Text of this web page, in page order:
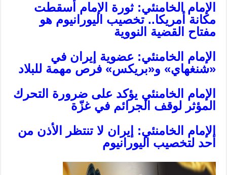
الإمام الخامنئي: ثورة الإمام أسقطت
مكانة أمريكا.. تخصيب اليورانيوم هو
مفتاح القضية النووية
الإمام الخامنئي: عضوية إيران في
«شنغهاي» و«بريكس» فرص مهمة للبلاد
الإمام الخامنئي يؤكد على ضرورة التحرك
المؤثر لوقف الجرائم في غزّة
الإمام الخامنئي: إيران لا تنتظر الأذن من
أحد لتخصيب اليورانيوم